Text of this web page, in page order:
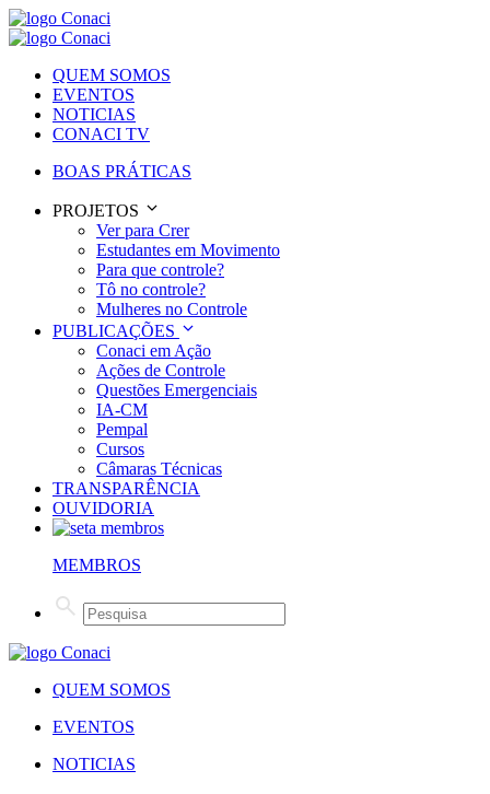
QUEM SOMOS
EVENTOS
NOTICIAS
CONACI TV
BOAS PRÁTICAS
PROJETOS
Ver para Crer
Estudantes em Movimento
Para que controle?
Tô no controle?
Mulheres no Controle
PUBLICAÇÕES
Conaci em Ação
Ações de Controle
Questões Emergenciais
IA-CM
Pempal
Cursos
Câmaras Técnicas
TRANSPARÊNCIA
OUVIDORIA
MEMBROS
QUEM SOMOS
EVENTOS
NOTICIAS